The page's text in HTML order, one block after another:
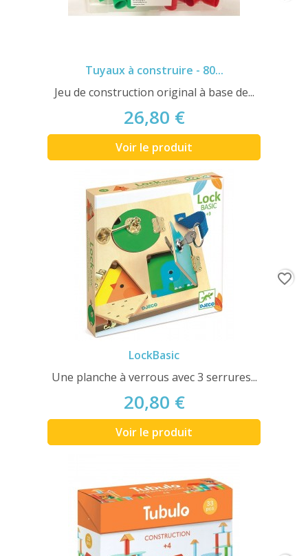
Tuyaux à construire - 80...
Jeu de construction original à base de...
26,80 €
Voir le produit
LockBasic
Une planche à verrous avec 3 serrures...
20,80 €
Voir le produit
favorite_border